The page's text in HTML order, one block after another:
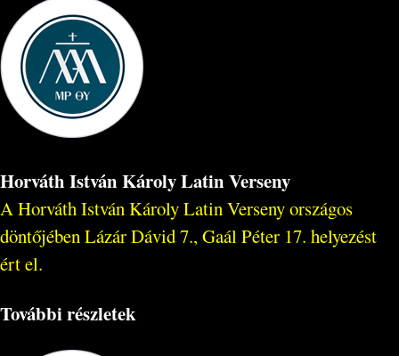
Horváth István Károly Latin Verseny
A Horváth István Károly Latin Verseny országos
döntőjében Lázár Dávid 7., Gaál Péter 17. helyezést
ért el.
További részletek